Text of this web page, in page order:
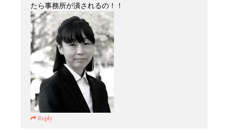
たら事務所が潰されるの！！
Reply